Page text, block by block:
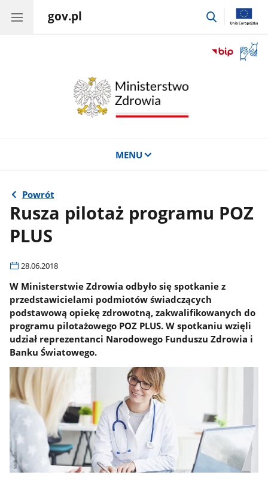
gov.pl
przejdź
okno
MENU
Powrót
Rusza pilotaż programu POZ
PLUS
28.06.2018
W Ministerstwie Zdrowia odbyło się spotkanie z
przedstawicielami podmiotów świadczących
podstawową opiekę zdrowotną, zakwalifikowanych do
programu pilotażowego POZ PLUS. W spotkaniu wzięli
udział reprezentanci Narodowego Funduszu Zdrowia i
Banku Światowego.